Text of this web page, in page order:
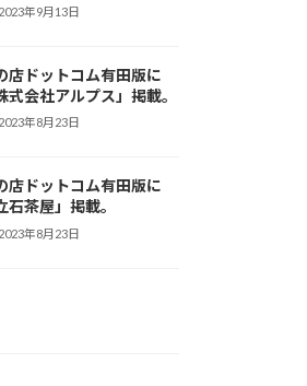
2023年9月13日
店ドットコム有田版に
式会社アルプス」掲載。
2023年8月23日
店ドットコム有田版に
石茶屋」掲載。
2023年8月23日